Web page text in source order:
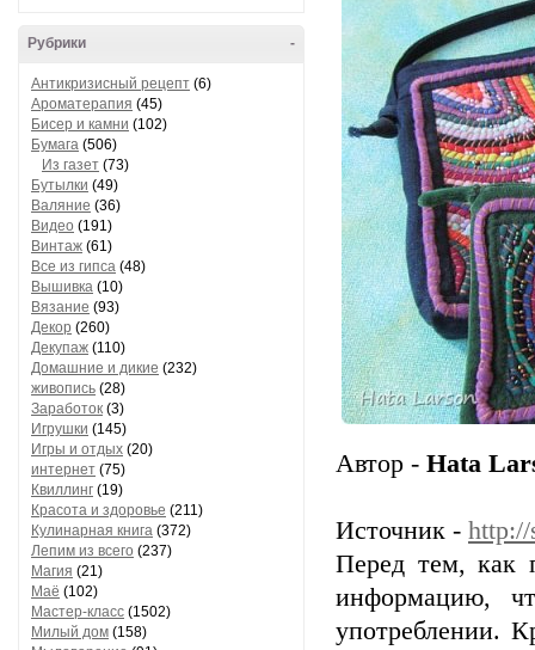
-
Рубрики
Антикризисный рецепт (6)
Ароматерапия (45)
Бисер и камни (102)
Бумага (506)
Из газет (73)
Бутылки (49)
Валяние (36)
Видео (191)
Винтаж (61)
Все из гипса (48)
Вышивка (10)
Вязание (93)
Декор (260)
Декупаж (110)
Домашние и дикие (232)
живопись (28)
Заработок (3)
Игрушки (145)
Игры и отдых (20)
интернет (75)
Квиллинг (19)
Красота и здоровье (211)
Кулинарная книга (372)
Лепим из всего (237)
Магия (21)
Маё (102)
Мастер-класс (1502)
Милый дом (158)
Автор - Hata
Источник - http://
Перед тем, как
информацию,
употреблении.